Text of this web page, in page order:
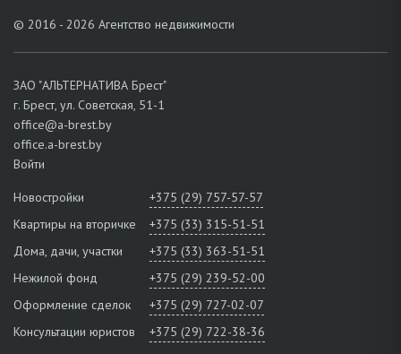
© 2016 - 2026 Агентство недвижимости
ЗАО "АЛЬТЕРНАТИВА Брест"
г. Брест, ул. Советская, 51-1
office@a-brest.by
office.a-brest.by
Войти
Новостройки
+375 (29) 757-57-57
Квартиры на вторичке
+375 (33) 315-51-51
Дома, дачи, участки
+375 (33) 363-51-51
Нежилой фонд
+375 (29) 239-52-00
Оформление сделок
+375 (29) 727-02-07
Консультации юристов
+375 (29) 722-38-36